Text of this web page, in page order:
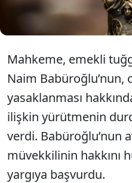
Mahkeme, emekli
Naim
yasaklanması
ilişkin yürütmenin
verdi. Babüroğlu’nun
müvekkilinin hakkını
yargıya başvurdu.